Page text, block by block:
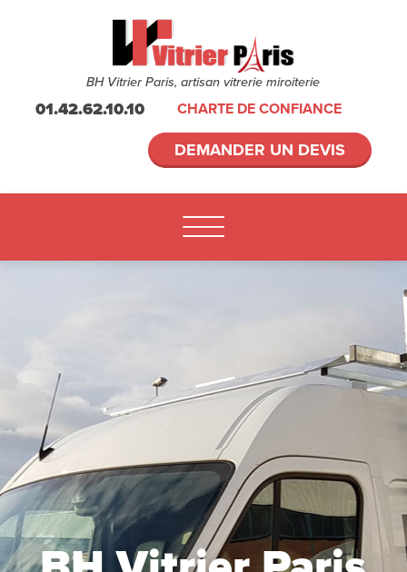
BH Vitrier Paris, artisan vitrerie miroiterie
01.42.62.10.10 CHARTE DE CONFIANCE
DEMANDER UN DEVIS